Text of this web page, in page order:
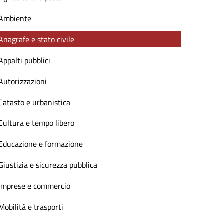
e stato civile
pubblici
e urbanistica
e tempo libero
e formazione
e sicurezza pubblica
e commercio
e trasporti